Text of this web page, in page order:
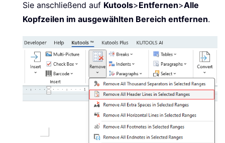
Sie anschließend auf Kutools>Entfernen>Alle
Kopfzeilen im ausgewählten Bereich entfernen.